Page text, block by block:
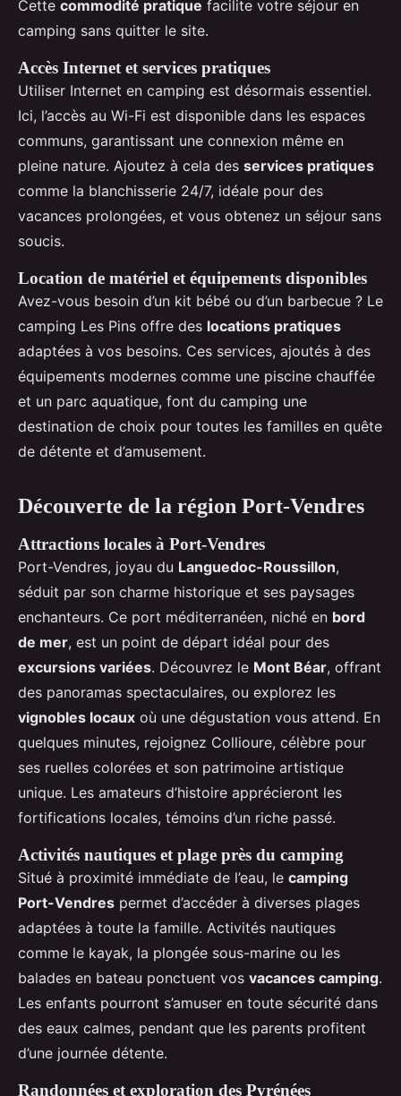
Cette commodité pratique facilite votre séjour en
camping sans quitter le site.
Accès Internet et services pratiques
Utiliser Internet en camping est désormais essentiel.
Ici, l’accès au Wi-Fi est disponible dans les espaces
communs, garantissant une connexion même en
pleine nature. Ajoutez à cela des services pratiques
comme la blanchisserie 24/7, idéale pour des
vacances prolongées, et vous obtenez un séjour sans
soucis.
Location de matériel et équipements disponibles
Avez-vous besoin d’un kit bébé ou d’un barbecue ? Le
camping Les Pins offre des locations pratiques
adaptées à vos besoins. Ces services, ajoutés à des
équipements modernes comme une piscine chauffée
et un parc aquatique, font du camping une
destination de choix pour toutes les familles en quête
de détente et d’amusement.
Découverte de la région Port-Vendres
Attractions locales à Port-Vendres
Port-Vendres, joyau du Languedoc-Roussillon,
séduit par son charme historique et ses paysages
enchanteurs. Ce port méditerranéen, niché en bord
de mer, est un point de départ idéal pour des
excursions variées. Découvrez le Mont Béar, offrant
des panoramas spectaculaires, ou explorez les
vignobles locaux où une dégustation vous attend. En
quelques minutes, rejoignez Collioure, célèbre pour
ses ruelles colorées et son patrimoine artistique
unique. Les amateurs d’histoire apprécieront les
fortifications locales, témoins d’un riche passé.
Activités nautiques et plage près du camping
Situé à proximité immédiate de l’eau, le camping
Port-Vendres permet d’accéder à diverses plages
adaptées à toute la famille. Activités nautiques
comme le kayak, la plongée sous-marine ou les
balades en bateau ponctuent vos vacances camping.
Les enfants pourront s’amuser en toute sécurité dans
des eaux calmes, pendant que les parents profitent
d’une journée détente.
Randonnées et exploration des Pyrénées